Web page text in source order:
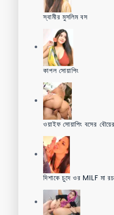
স্বামীর মুসলিম বস
কাপল সোয়াপিং
ওয়াইফ সোয়াপিং বসের
দিশাকে চুদে ওর MILF মা